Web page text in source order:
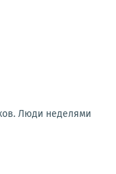
Люди неделями